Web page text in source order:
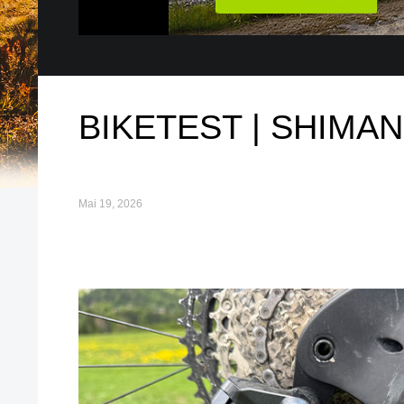
BIKETEST |
Mai 19, 2026